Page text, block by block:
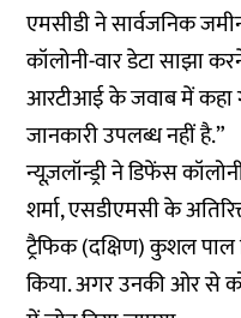
एमसीडी ने सार्वजनिक
कॉलोनी-वार डेटा साझा
आरटीआई के जवाब में कहा
जानकारी उपलब्ध नहीं है.”
न्यूज़लॉन्ड्री ने डिफेंस
शर्मा, एसडीएमसी के
ट्रैफिक (दक्षिण) कुशल
किया. अगर उनकी ओर से